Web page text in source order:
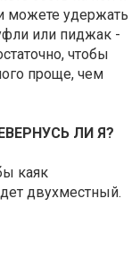
можете удержать
или пиджак -
чтобы
проще, чем
ЛИ Я?
каяк
двухместный.